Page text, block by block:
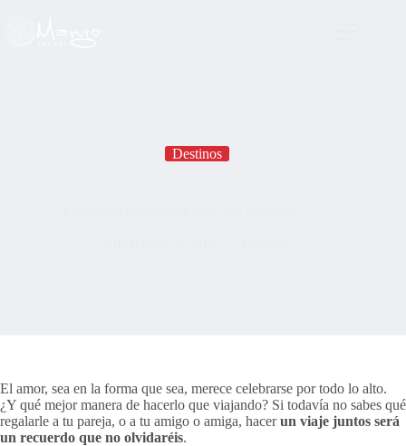
Destinos
El amor, sea en la forma que sea, merece celebrarse por todo lo alto.
¿Y qué mejor manera de hacerlo que viajando? Si todavía no sabes qué
regalarle a tu pareja, o a tu amigo o amiga, hacerun viaje juntos será
un recuerdo que no olvidaréis.